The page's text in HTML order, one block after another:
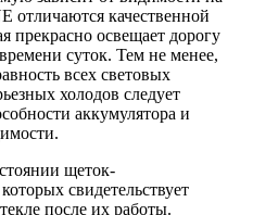
отличаются качественной
прекрасно освещает дорогу
суток. Тем не менее,
всех световых
холодов следует
аккумулятора и
щеток-
свидетельствует
после их работы.